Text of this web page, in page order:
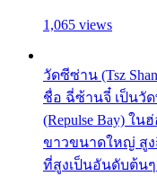
1,065 views
วัดซีซ่าน (Tsz
ชื่อ ฉี่ซ้านจี๋ เป็นวั
(Repulse Bay) ใ
ขาวขนาดใหญ่ สูง
ที่สูงเป็นอันดับต้น